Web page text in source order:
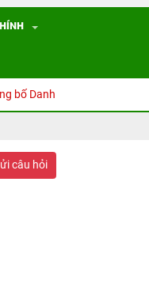
bố Danh mục thủ tục hành
câu hỏi